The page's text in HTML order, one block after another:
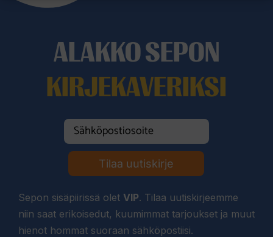
ALAKKO SEPON
KIRJEKAVERIKSI
Tilaa uutiskirje
Sepon sisäpiirissä olet VIP. Tilaa uutiskirjeemme
niin saat erikoisedut, kuumimmat tarjoukset ja muut
hienot hommat suoraan sähköpostiisi.